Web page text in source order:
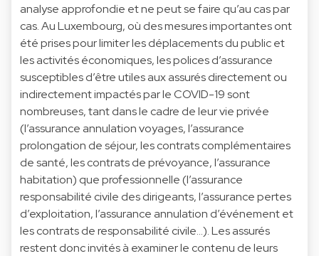
analyse approfondie et ne peut se faire qu’au cas par
cas. Au Luxembourg, où des mesures importantes ont
été prises pour limiter les déplacements du public et
les activités économiques, les polices d’assurance
susceptibles d’être utiles aux assurés directement ou
indirectement impactés par le COVID-19 sont
nombreuses, tant dans le cadre de leur vie privée
(l’assurance annulation voyages, l’assurance
prolongation de séjour, les contrats complémentaires
de santé, les contrats de prévoyance, l’assurance
habitation) que professionnelle (l’assurance
responsabilité civile des dirigeants, l’assurance pertes
d’exploitation, l’assurance annulation d’événement et
les contrats de responsabilité civile…). Les assurés
restent donc invités à examiner le contenu de leurs